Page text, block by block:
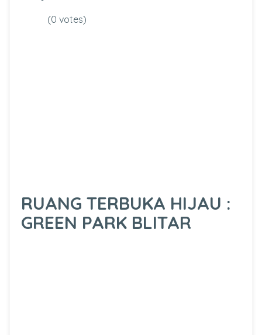
(0 votes)
RUANG TERBUKA HIJAU :
GREEN PARK BLITAR